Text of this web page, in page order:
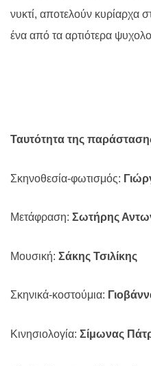
νυκτί, αποτελούν κυρίαρχα
ένα από τα αρτιότερα
Ταυτότητα της
Σκηνοθεσία-φωτισμός:
Μετάφραση: Σωτήρης
Μουσική: Σάκης Τσιλίκης
Σκηνικά-κοστούμια:
Κινησιολογία: Σίμωνας